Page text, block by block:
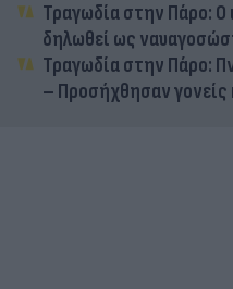
Τραγωδία στην Πάρο: Ο
δηλωθεί ως
Τραγωδία στην Πάρο:
– Προσήχθησαν γονείς